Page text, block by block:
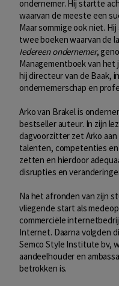
ondernemer. Hij startte
waarvan de meeste een
Maar sommige ook niet.
twee boeken waarvan de
Iedereen ondernemer,
Managementboek van het
hij directeur van de Baak,
ondernemerschap en
Arko van Brakel is
bestseller auteur. In zijn
dagvoorzitter zet Arko
talenten, competenties
zetten en hierdoor
disrupties en
Na het afronden van zijn
vliegende start als
commerciële
Internet. Daarna volgden
Semco Style Institute bv,
aandeelhouder en
betrokken is.